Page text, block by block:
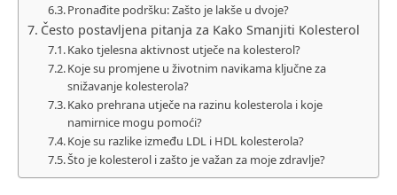
Pronađite podršku: Zašto je lakše u dvoje?
Često postavljena pitanja za Kako Smanjiti Kolesterol
Kako tjelesna aktivnost utječe na kolesterol?
Koje su promjene u životnim navikama ključne za
snižavanje kolesterola?
Kako prehrana utječe na razinu kolesterola i koje
namirnice mogu pomoći?
Koje su razlike između LDL i HDL kolesterola?
Što je kolesterol i zašto je važan za moje zdravlje?